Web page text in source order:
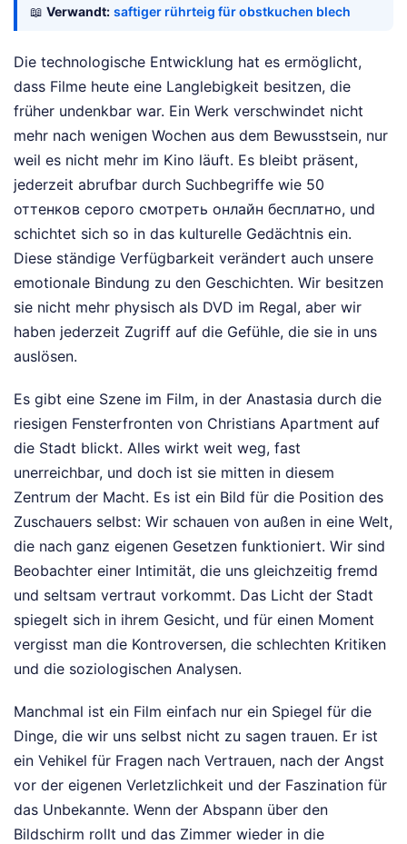
📖 Verwandt: saftiger rührteig für obstkuchen blech
Die technologische Entwicklung hat es ermöglicht,
dass Filme heute eine Langlebigkeit besitzen, die
früher undenkbar war. Ein Werk verschwindet nicht
mehr nach wenigen Wochen aus dem Bewusstsein, nur
weil es nicht mehr im Kino läuft. Es bleibt präsent,
jederzeit abrufbar durch Suchbegriffe wie 50
оттенков серого смотреть онлайн бесплатно, und
schichtet sich so in das kulturelle Gedächtnis ein.
Diese ständige Verfügbarkeit verändert auch unsere
emotionale Bindung zu den Geschichten. Wir besitzen
sie nicht mehr physisch als DVD im Regal, aber wir
haben jederzeit Zugriff auf die Gefühle, die sie in uns
auslösen.
Es gibt eine Szene im Film, in der Anastasia durch die
riesigen Fensterfronten von Christians Apartment auf
die Stadt blickt. Alles wirkt weit weg, fast
unerreichbar, und doch ist sie mitten in diesem
Zentrum der Macht. Es ist ein Bild für die Position des
Zuschauers selbst: Wir schauen von außen in eine Welt,
die nach ganz eigenen Gesetzen funktioniert. Wir sind
Beobachter einer Intimität, die uns gleichzeitig fremd
und seltsam vertraut vorkommt. Das Licht der Stadt
spiegelt sich in ihrem Gesicht, und für einen Moment
vergisst man die Kontroversen, die schlechten Kritiken
und die soziologischen Analysen.
Manchmal ist ein Film einfach nur ein Spiegel für die
Dinge, die wir uns selbst nicht zu sagen trauen. Er ist
ein Vehikel für Fragen nach Vertrauen, nach der Angst
vor der eigenen Verletzlichkeit und der Faszination für
das Unbekannte. Wenn der Abspann über den
Bildschirm rollt und das Zimmer wieder in die